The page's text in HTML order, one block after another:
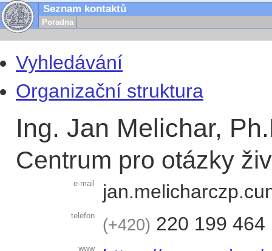
Seznam kontaktů
Poradna
Vyhledávání
Organizační struktura
Ing. Jan Melichar,
Centrum pro otázky
e-mail jan.melichar
telefon +420 220 199 464
www